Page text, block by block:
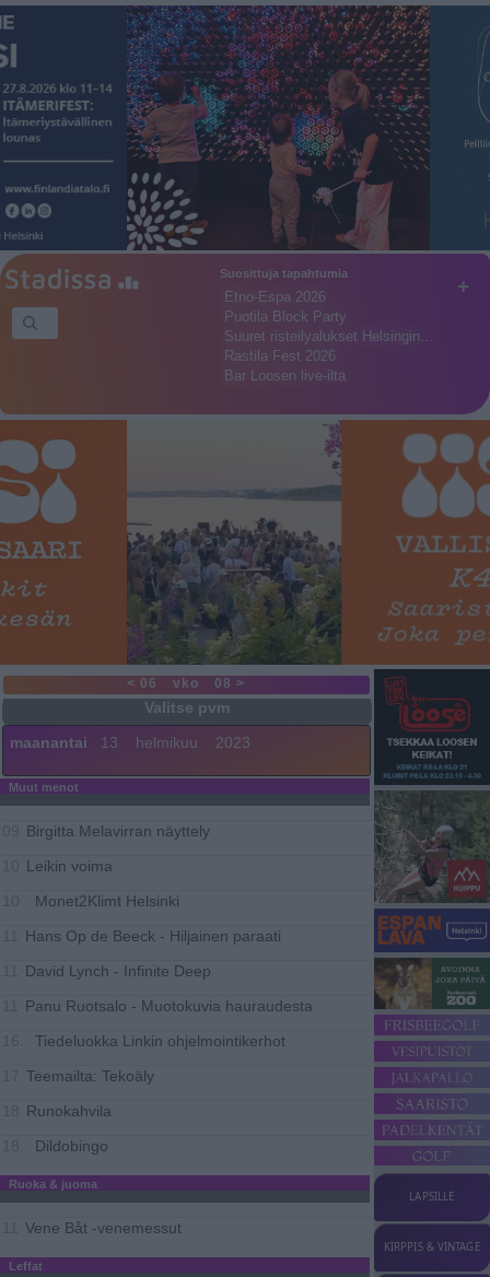
+
Suosittuja tapahtumia
Etno-Espa 2026
Puotila Block Party
Suuret risteilyalukset Helsingin…
Rastila Fest 2026
Bar Loosen live-ilta
< 06 vko 08 >
maanantai 13 helmikuu 2023
Muut menot
Birgitta Melavirran näyttely
Leikin voima
Monet2Klimt Helsinki
Hans Op de Beeck - Hiljainen paraati
David Lynch - Infinite Deep
Panu Ruotsalo - Muotokuvia hauraudesta
Tiedeluokka Linkin ohjelmointikerhot
Teemailta: Tekoäly
Runokahvila
Dildobingo
Ruoka & juoma
Vene Båt -venemessut
Leffat
LAPSILLE
KIRPPIS & VINTAGE